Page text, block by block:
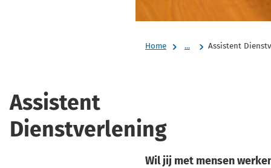
Home ... Assistent
Assistent
Dienstverlening
Wil jij met mensen